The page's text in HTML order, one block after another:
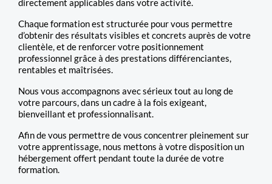
directement applicables dans votre activité.
Chaque formation est structurée pour vous permettre
d’obtenir des résultats visibles et concrets auprès de votre
clientèle, et de renforcer votre positionnement
professionnel grâce à des prestations différenciantes,
rentables et maîtrisées.
Nous vous accompagnons avec sérieux tout au long de
votre parcours, dans un cadre à la fois exigeant,
bienveillant et professionnalisant.
Afin de vous permettre de vous concentrer pleinement sur
votre apprentissage, nous mettons à votre disposition un
hébergement offert pendant toute la durée de votre
formation.